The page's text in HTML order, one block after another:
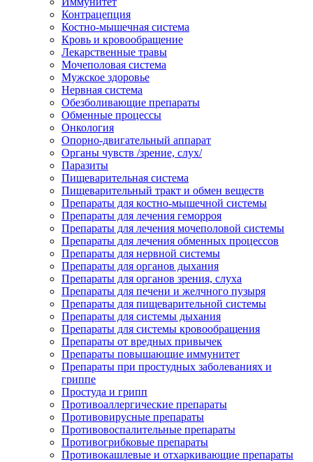
Контрацепция
Костно-мышечная система
Кровь и кровообращение
Лекарственные травы
Мочеполовая система
Мужское здоровье
Нервная система
Обезболивающие препараты
Обменные процессы
Онкология
Опорно-двигательный аппарат
Органы чувств /зрение, слух/
Паразиты
Пищеварительная система
Пищеварительный тракт и обмен веществ
Препараты для костно-мышечной системы
Препараты для лечения геморроя
Препараты для лечения мочеполовой системы
Препараты для лечения обменных процессов
Препараты для нервной системы
Препараты для органов дыхания
Препараты для органов зрения, слуха
Препараты для печени и желчного пузыря
Препараты для пищеварительной системы
Препараты для системы дыхания
Препараты для системы кровообращения
Препараты от вредных привычек
Препараты повышающие иммунитет
Препараты при простудных заболеваниях и
гриппе
Простуда и грипп
Противоаллергические препараты
Противовирусные препараты
Противовоспалительные препараты
Противогрибковые препараты
Противокашлевые и отхаркивающие препараты